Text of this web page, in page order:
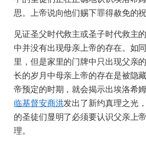
思。上帝说向他们赐下罪得赦免的祝
见证圣父时代救主或圣子时代救主
中并没有出现母亲上帝的存在。如
里，但是家里的门牌中只出现父亲
长的岁月中母亲上帝的存在是被隐
帝预定的时期，就会揭示出埃洛希姆
临基督安商洪发出了新约真理之光
的圣徒们显明了必须要认识父亲上
理。